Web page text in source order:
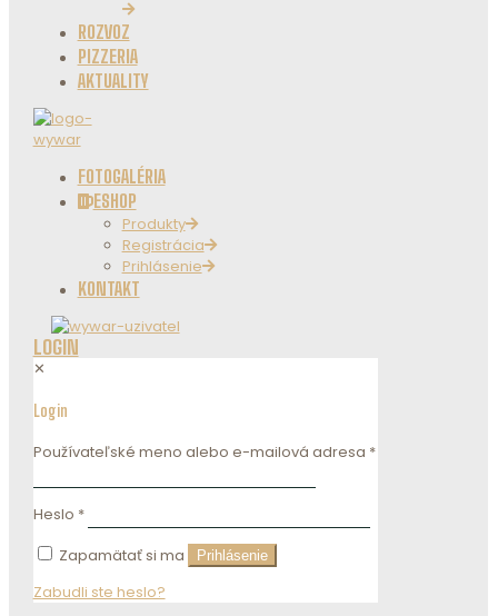
ROZVOZ
PIZZERIA
AKTUALITY
FOTOGALÉRIA
ESHOP
Produkty
Registrácia
Prihlásenie
KONTAKT
LOGIN
✕
Login
Používateľské meno alebo e-mailová adresa *
Heslo *
Zapamätať si ma
Prihlásenie
Zabudli ste heslo?